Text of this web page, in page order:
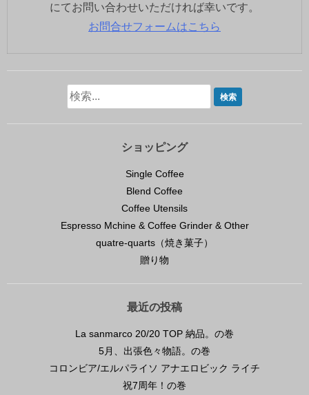
にてお問い合わせいただければ幸いです。
お問合せフォームはこちら
ショッピング
Single Coffee
Blend Coffee
Coffee Utensils
Espresso Mchine & Coffee Grinder & Other
quatre-quarts（焼き菓子）
贈り物
最近の投稿
La sanmarco 20/20 TOP 納品。の巻
5月、出張色々物語。の巻
コロンビア/エルパライソ アナエロビック ライチ
祝7周年！の巻